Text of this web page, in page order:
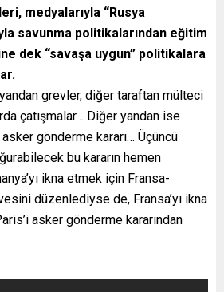
medyalarıyla “Rusya
savunma politikalarından eğitim
dek “savaşa uygun” politikalara
grevler, diğer taraftan mülteci
çatışmalar… Diğer yandan ise
asker gönderme kararı… Üçüncü
bu kararın hemen
ikna etmek için Fransa-
düzenlediyse de, Fransa’yı ikna
asker gönderme kararından